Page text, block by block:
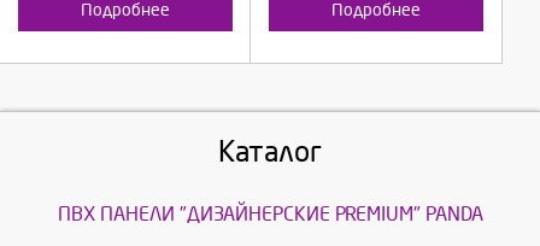
Подробнее Подробнее
Каталог
ПВХ ПАНЕЛИ "ДИЗАЙНЕРСКИЕ PREMIUM" PANDA